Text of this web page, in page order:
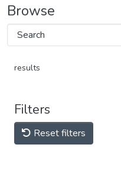
Browse
results
Filters
Reset filters